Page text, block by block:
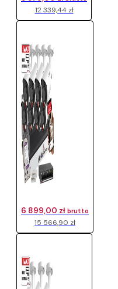
12 339,44 zł
15 566,90 zł
6 899,00 zł brutto